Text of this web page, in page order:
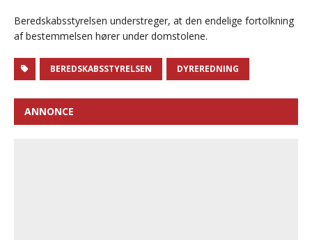
Beredskabsstyrelsen understreger, at den endelige fortolkning
af bestemmelsen hører under domstolene.
BEREDSKABSSTYRELSEN DYREREDNING
ANNONCE